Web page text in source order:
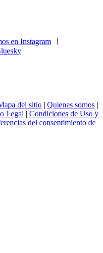
|
del sitio | Quienes somos |
Legal | Condiciones de Uso y
del consentimiento de